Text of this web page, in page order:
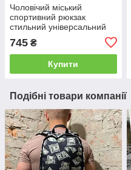
Чоловічий міський
спортивний рюкзак
стильний універсальний
міцний повсякденний 3D
ефект
745 ₴
Купити
Подібні товари компанії